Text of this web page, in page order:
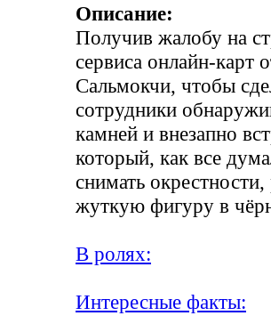
Описание:
Получив жалобу на
сервиса онлайн-карт
Сальмокчи, чтобы
сотрудники
камней и внезапно
который, как все
снимать
жуткую фигуру в
В ролях:
Интересные факты: